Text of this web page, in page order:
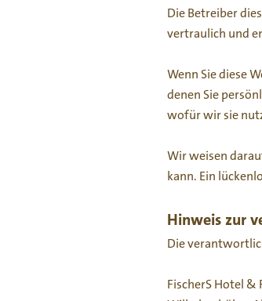
Die Betreiber
vertraulich und
Wenn Sie diese
denen Sie
wofür wir sie
Wir weisen
kann. Ein
Hinweis zur
Die
FischerS Hotel &